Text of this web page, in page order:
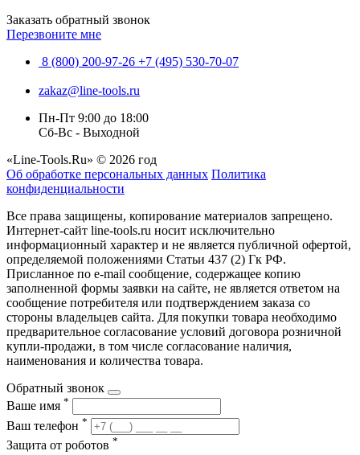
Заказать обратный звонок
Перезвоните мне
8 (800) 200-97-26 +7 (495) 530-70-07
zakaz@line-tools.ru
Пн-Пт 9:00 до 18:00
Сб-Вс - Выходной
«Line-Tools.Ru» © 2026 год
Об обработке персональных данных Политика
конфиденциальности
Все права защищены, копирование материалов запрещено.
Интернет-сайт line-tools.ru носит исключительно
информационный характер и не является публичной офертой,
определяемой положениями Статьи 437 (2) Гк РФ.
Присланное по e-mail сообщение, содержащее копию
заполненной формы заявки на сайте, не является ответом на
сообщение потребителя или подтверждением заказа со
стороны владельцев сайта. Для покупки товара необходимо
предварительное согласование условий договора розничной
купли-продажи, в том числе согласование наличия,
наименования и количества товара.
Обратный звонок
Ваше имя *
Ваш телефон *
Защита от роботов *